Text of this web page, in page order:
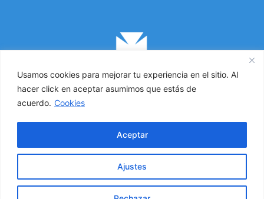
Usamos cookies para mejorar tu experiencia en el sitio. Al
hacer click en aceptar asumimos que estás de
acuerdo. Cookies
Ajustes
Aceptar
Cruz de Malta. Todos los derechos reservados 2021 ©
Política de Privacidad
Política de Cookies